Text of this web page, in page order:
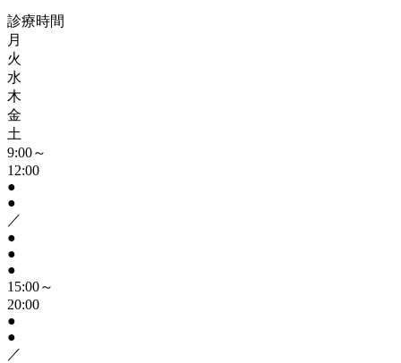
診療時間
月
火
水
木
金
土
9:00～
12:00
●
●
／
●
●
●
15:00～
20:00
●
●
／